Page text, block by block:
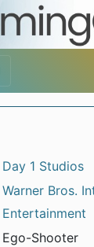
Day 1 Studios
Warner Bros.
Entertainment
Ego-Shooter